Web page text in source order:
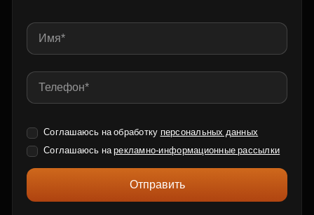
Соглашаюсь на обработку персональных данных
Соглашаюсь нарекламно-информационные рассылки
Отправить